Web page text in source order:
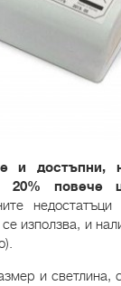
и достъпни,
20% повече
използва, и
и светлина,